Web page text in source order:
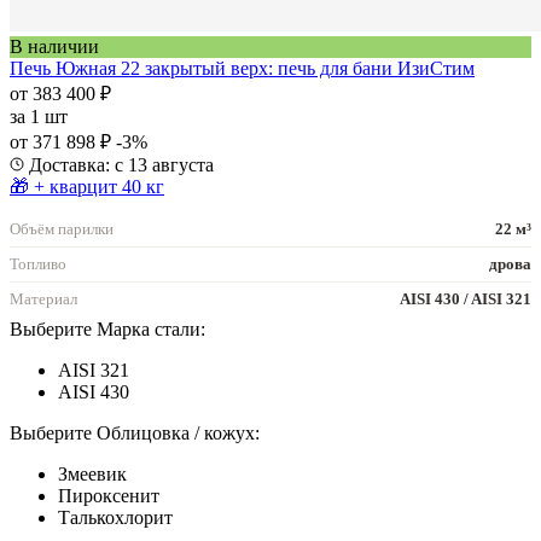
В наличии
Печь Южная 22 закрытый верх: печь для бани ИзиСтим
от 383 400 ₽
за 1 шт
от 371 898 ₽ -3%
Доставка: с 13 августа
🎁 + кварцит 40 кг
Объём парилки
22 м³
Топливо
дрова
Материал
AISI 430 / AISI 321
Выберите Марка стали:
AISI 321
AISI 430
Выберите Облицовка / кожух:
Змеевик
Пироксенит
Талькохлорит